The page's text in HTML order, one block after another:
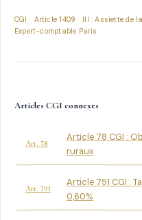
CGI Article 1409 III : Assiette de
Expert-comptable Paris
Articles CGI connexes
Art. 78
Article 78 CGI :
ruraux
Art. 791
Article 791 CGI :
0,60%